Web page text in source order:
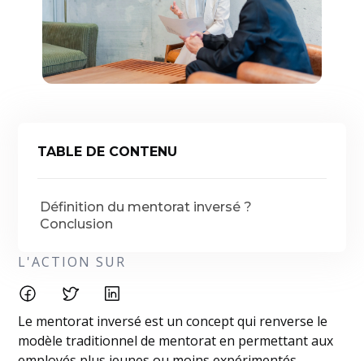
TABLE DE CONTENU
Définition du mentorat inversé ?
Conclusion
L'ACTION SUR
Le mentorat inversé est un concept qui renverse le
modèle traditionnel de mentorat en permettant aux